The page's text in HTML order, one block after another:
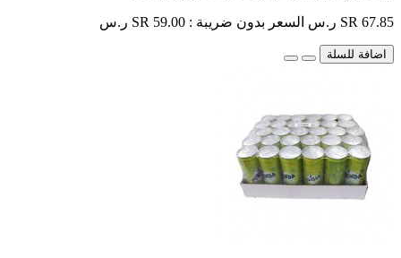
SR 67.85 ر.س السعر بدون ضريبة : SR 59.00 ر.س
اضافة للسلة